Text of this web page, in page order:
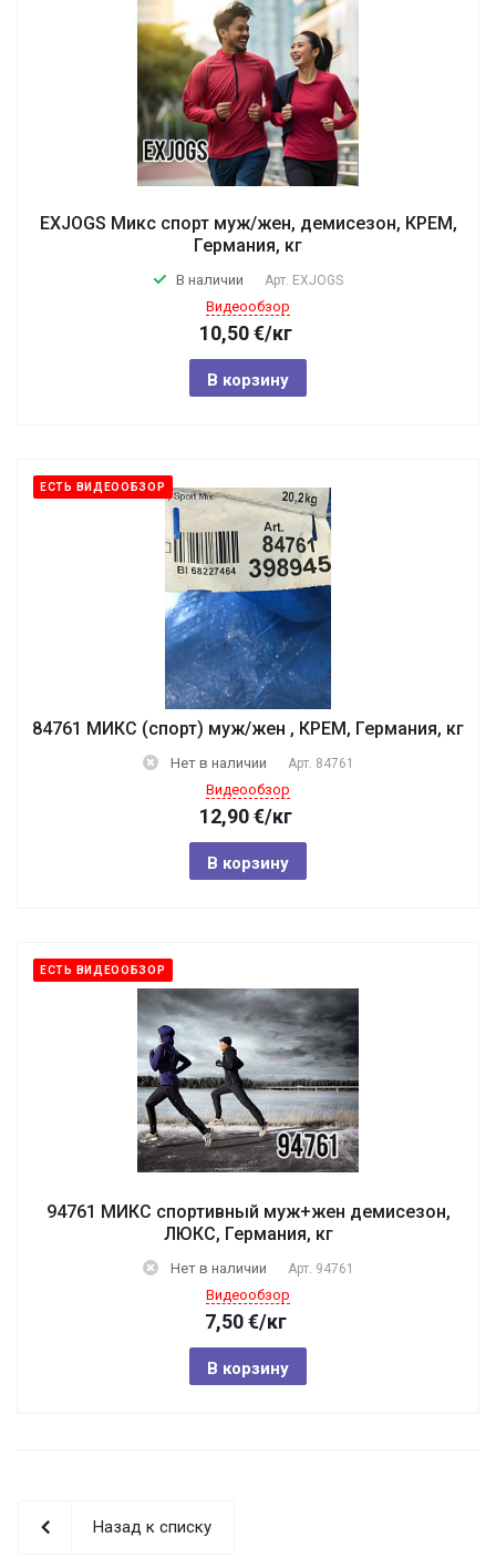
EXJOGS Микс спорт муж/жен, демисезон, КРЕМ,
Германия, кг
В наличии Арт. EXJOGS
Видеообзор
10,50€/кг
В корзину
ЕСТЬ ВИДЕООБЗОР
84761 МИКС (спорт) муж/жен , КРЕМ, Германия, кг
Нет в наличии Арт. 84761
Видеообзор
12,90€/кг
В корзину
ЕСТЬ ВИДЕООБЗОР
94761 МИКС спортивный муж+жен демисезон,
ЛЮКС, Германия, кг
Нет в наличии Арт. 94761
Видеообзор
7,50€/кг
В корзину
Назад к списку